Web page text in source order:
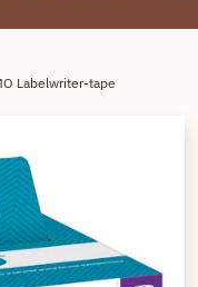
Labelwriter-tape